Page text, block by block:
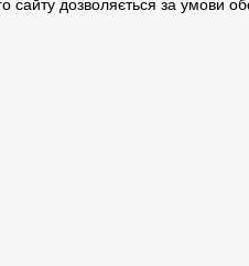
сайту дозволяється за умови